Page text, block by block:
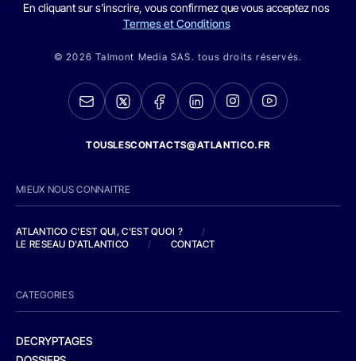
En cliquant sur s'inscrire, vous confirmez que vous acceptez nos
Termes et Conditions
© 2026 Talmont Media SAS. tous droits réservés.
TOUSLESCONTACTS@ATLANTICO.FR
MIEUX NOUS CONNAITRE
ATLANTICO C'EST QUI, C'EST QUOI ?
/
LE RESEAU D'ATLANTICO
/ CONTACT
CATEGORIES
DECRYPTAGES